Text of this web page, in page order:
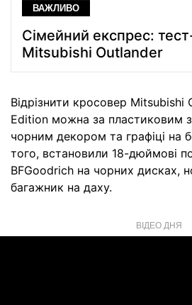
ВАЖЛИВО
Сімейний експрес:
Mitsubishi Outlander
Відрізнити кросовер Mitsubishi
Edition можна за пластиковим
чорним декором та графіці на
того, встановили 18-дюймові
BFGoodrich на чорних дисках,
багажник на даху.
ВІДЕО ДНЯ